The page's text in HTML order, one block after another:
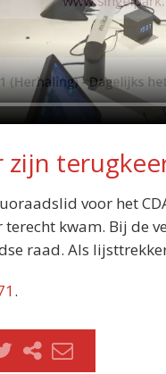
zijn
voor het
kwam. Bij de
raad. Als
.